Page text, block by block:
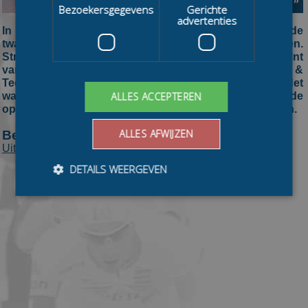
In Den Haag heeft Arjan Stroetinga (Royal A-ware) de
twaalfde wedstrijd in de KPN Marathon Cup gewonnen.
Stroetinga klopte op De Uithof na 125 ronden in de sprint
van een kopgroep van tien Robert Post (Bouw &
Techniek) en Ingmar Berga (Okay Fashion & Jeans). Het
was voor de Fries, na zijn overwinning in de
openingsmarathon, pas de tweede zege van het seizoen.
Bekijk ook:
Uitslag
Bezoekersgegevens
Gerichte
advertenties
ALLES ACCEPTEREN
ALLES AFWIJZEN
DETAILS WEERGEVEN